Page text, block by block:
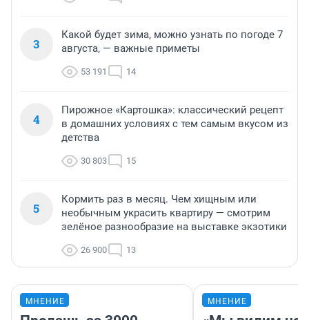
3
Какой будет зима, можно узнать по погоде 7
августа, — важные приметы
53 191 14
4
Пирожное «Картошка»: классический рецепт
в домашних условиях с тем самым вкусом из
детства
30 803 15
5
Кормить раз в месяц. Чем хищным или
необычным украсить квартиру — смотрим
зелёное разнообразие на выставке экзотики
26 900 13
МНЕНИЕ МНЕНИЕ